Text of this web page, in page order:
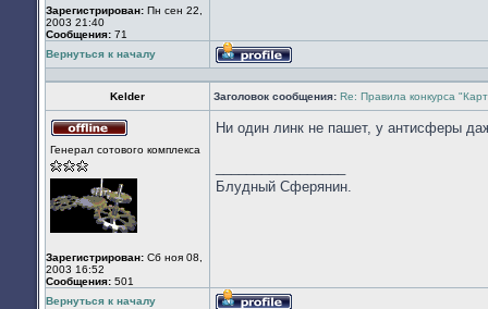
Зарегистрирован: Пн сен 22,
2003 21:40
Сообщения: 71
Вернуться к началу
Профиль
Kelder Заголовок сообщения: Re: Правила конкурса
в
Генерал сотового комплекса
Зарегистрирован: Сб ноя 08,
2003 16:52
Сообщения: 501
Ни один линк не пашет, у антисферы
Блудный Сферянин.
Вернуться к началу